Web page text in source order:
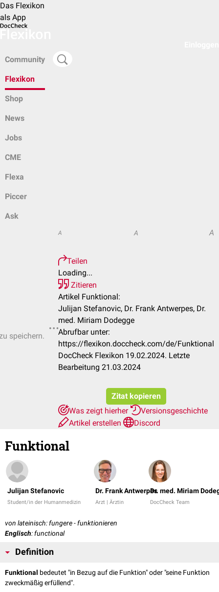
Das Flexikon
als App
Community
Flexikon
Shop
News
Jobs
CME
Flexa
Piccer
Ask
speichern.
A A A
Teilen
Loading...
Zitieren
Artikel Funktional:
Julijan Stefanovic, Dr. Frank Antwerpes, Dr.
med. Miriam Dodegge
Abrufbar unter:
https://flexikon.doccheck.com/de/Funktional
DocCheck Flexikon 19.02.2024. Letzte
Bearbeitung 21.03.2024
Zitat kopieren
Was zeigt hierher
Versionsgeschichte
Artikel erstellen
Discord
Funktional
Julijan Stefanovic
Student/in der Humanmedizin
Dr. Frank Antwerpes
Arzt | Ärztin
Dr. med. Miriam
DocCheck Team
von lateinisch: fungere - funktionieren
Englisch: functional
Definition
Funktional bedeutet "in Bezug auf die Funktion" oder "seine Funktion
zweckmäßig erfüllend".